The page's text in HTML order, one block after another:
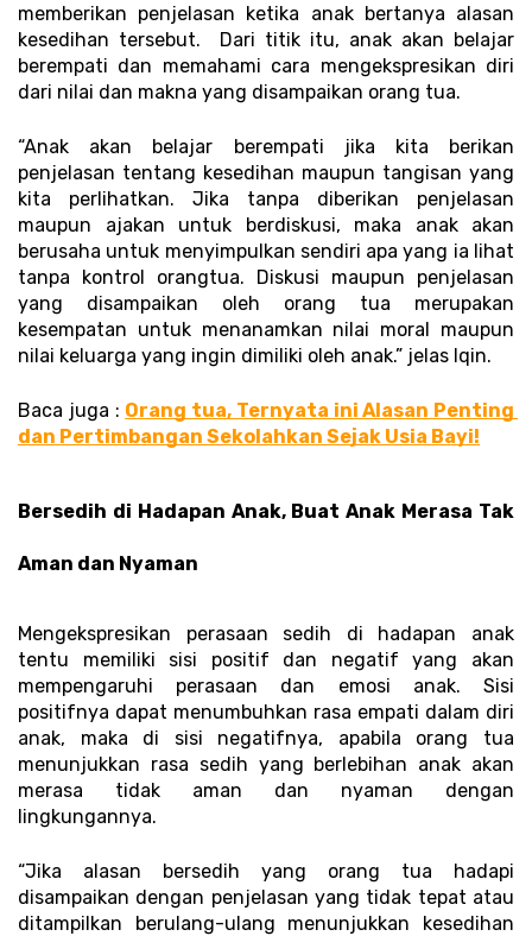
memberikan penjelasan ketika anak bertanya alasan
kesedihan tersebut.  Dari titik itu, anak akan belajar
berempati dan memahami cara mengekspresikan diri
dari nilai dan makna yang disampaikan orang tua.
“Anak akan belajar berempati jika kita berikan
penjelasan tentang kesedihan maupun tangisan yang
kita perlihatkan. Jika tanpa diberikan penjelasan
maupun ajakan untuk berdiskusi, maka anak akan
berusaha untuk menyimpulkan sendiri apa yang ia lihat
tanpa kontrol orangtua. Diskusi maupun penjelasan
yang disampaikan oleh orang tua merupakan
kesempatan untuk menanamkan nilai moral maupun
nilai keluarga yang ingin dimiliki oleh anak.” jelas Iqin.
Baca juga : Orang tua, Ternyata ini Alasan Penting
dan Pertimbangan Sekolahkan Sejak Usia Bayi!
Bersedih di Hadapan Anak, Buat Anak Merasa Tak
Aman dan Nyaman
Mengekspresikan perasaan sedih di hadapan anak
tentu memiliki sisi positif dan negatif yang akan
mempengaruhi perasaan dan emosi anak. Sisi
positifnya dapat menumbuhkan rasa empati dalam diri
anak, maka di sisi negatifnya, apabila orang tua
menunjukkan rasa sedih yang berlebihan anak akan
merasa tidak aman dan nyaman dengan
lingkungannya.
“Jika alasan bersedih yang orang tua hadapi
disampaikan dengan penjelasan yang tidak tepat atau
ditampilkan berulang-ulang menunjukkan kesedihan